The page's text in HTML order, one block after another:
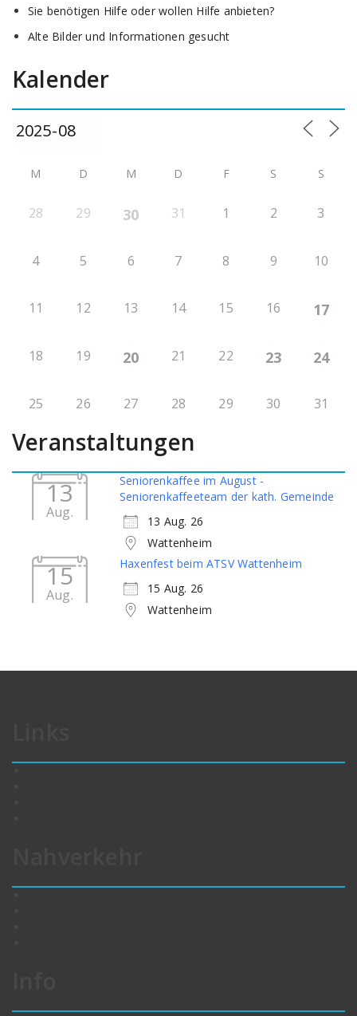
Sie benötigen Hilfe oder wollen Hilfe anbieten?
Alte Bilder und Informationen gesucht
Kalender
M D M D F S S
28 29 30 31 1 2 3
4 5 6 7 8 9 10
11 12 13 14 15 16 17
18 19 20 21 22 23 24
25 26 27 28 29 30 31
Veranstaltungen
13
Aug.
Seniorenkaffee im August -
Seniorenkaffeeteam der kath. Gemeinde
13 Aug. 26
Wattenheim
15
Aug.
Haxenfest beim ATSV Wattenheim
15 Aug. 26
Wattenheim